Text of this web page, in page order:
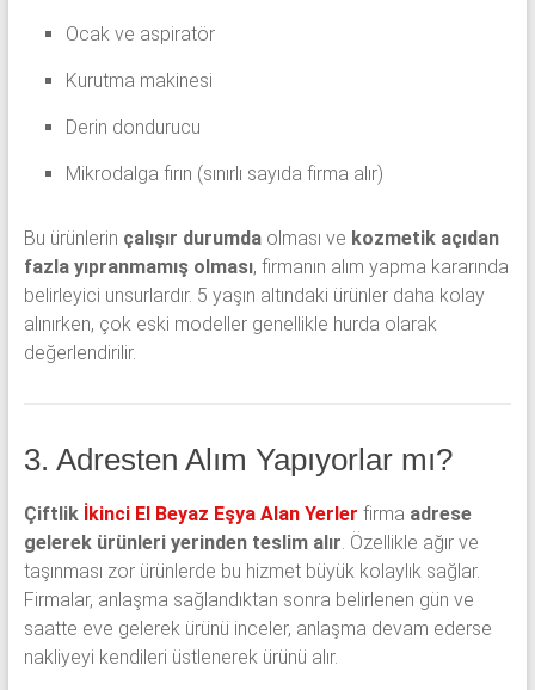
Ocak ve aspiratör
Kurutma makinesi
Derin dondurucu
Mikrodalga fırın (sınırlı sayıda firma alır)
Bu ürünlerin çalışır durumdaolması ve kozmetik açıdan
fazla yıpranmamış olması, firmanın alım yapma kararında
belirleyici unsurlardır. 5 yaşın altındaki ürünler daha kolay
alınırken, çok eski modeller genellikle hurda olarak
değerlendirilir.
3. Adresten Alım Yapıyorlar mı?
Çiftlik İkinci El Beyaz Eşya Alan Yerler firma adrese
gelerek ürünleri yerinden teslim alır . Özellikle ağır ve
taşınması zor ürünlerde bu hizmet büyük kolaylık sağlar.
Firmalar, anlaşma sağlandıktan sonra belirlenen gün ve
saatte eve gelerek ürünü inceler, anlaşma devam ederse
nakliyeyi kendileri üstlenerek ürünü alır.